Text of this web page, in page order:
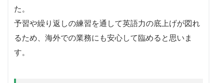
た。
予習や繰り返しの練習を通して英語力の底上げが図れ
るため、海外での業務にも安心して臨めると思いま
す。